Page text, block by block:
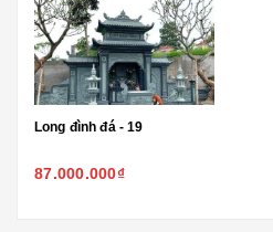
Long đình đá - 19
87.000.000₫